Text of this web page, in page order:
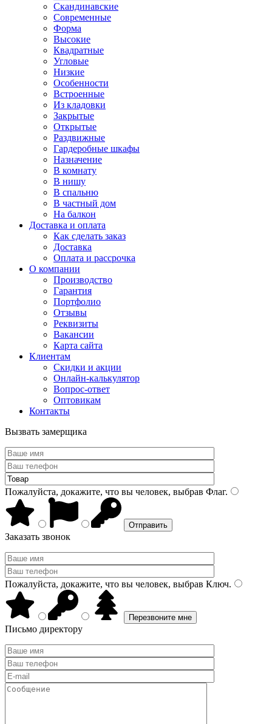
Скандинавские
Современные
Форма
Высокие
Квадратные
Угловые
Низкие
Особенности
Встроенные
Из кладовки
Закрытые
Открытые
Раздвижные
Гардеробные шкафы
Назначение
В комнату
В нишу
В спальню
В частный дом
На балкон
Доставка и оплата
Как сделать заказ
Доставка
Оплата и рассрочка
О компании
Производство
Гарантия
Портфолио
Отзывы
Реквизиты
Вакансии
Карта сайта
Клиентам
Скидки и акции
Онлайн-калькулятор
Вопрос-ответ
Оптовикам
Контакты
Вызвать замерщика
Пожалуйста, докажите, что вы человек, выбрав Флаг.
Заказать звонок
Пожалуйста, докажите, что вы человек, выбрав Ключ.
Письмо директору